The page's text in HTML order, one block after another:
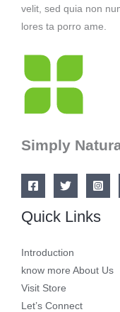
velit, sed quia non
lores ta porro ame.
Simply
Quick Links
Introduction
know more About Us
Visit Store
Let’s Connect